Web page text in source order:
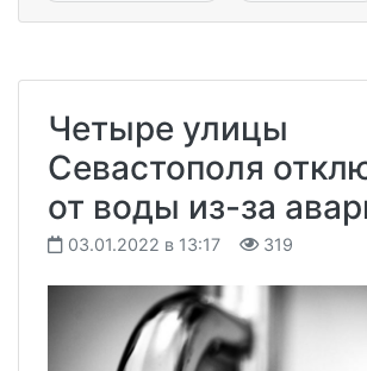
Четыре улицы
Севастополя
от воды из-за
03.01.2022 в 13:17 319